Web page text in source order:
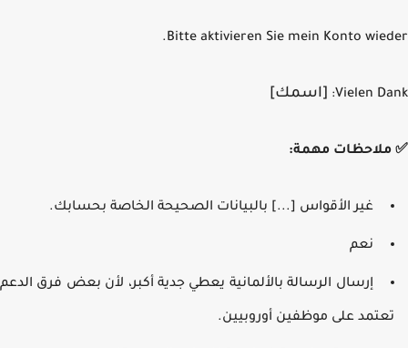
Bitte aktivieren Sie mein Konto
Vielen
[اسمك]
ملاحظات مهمة:
غير الأقواس [...] بالبيانات الصحيحة الخاصة بحسابك.
نعم
إرسال الرسالة بالألمانية يعطي جدية أكبر، لأن بعض فرق الدعم
على موظفين أوروبيين.